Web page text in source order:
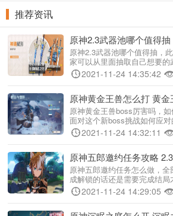
推荐资讯
原神2.3武器池哪个值得
取推荐[多图]
原神2.3武器池哪个值得抽，
家可以从里面抽取自己想要
么武器值得入手，新版本哪些
神2.3武器池哪个值得抽。 ...
2021-11-24 14:35:42
原神黄金王兽怎么打 黄
图]
原神黄金王兽boss厉害吗，
面对这个新boss挑战如何应
么，下面就介绍下原神黄金王
金王兽boss...
2021-11-24 14:32:11
原神五郎邀约任务攻略
结局解锁分享[多图]
原神五郎邀约任务怎么做，
成解锁的话还是需要完成结
解开的，下面就来介绍下原神
原神五郎邀约任务完成攻...
2021-11-24 14:29:05